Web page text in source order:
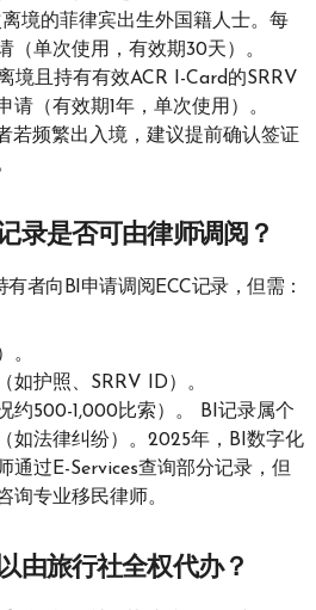
境的菲律宾出生外国籍人士。每
（单次使用，有效期30天）。
境且持有有效ACR I-Card的SRRV
请（有效期1年，单次使用）。
若频繁出入境，建议提前确认签证
录是否可由律师调阅？
者向BI申请调阅ECC记录，但需：
。
如护照、SRRV ID）。
约500-1,000比索）。 BI记录属个
如法律纠纷）。2025年，BI数字化
通过E-Services查询部分记录，但
询专业移民律师。
由旅行社全权代办？